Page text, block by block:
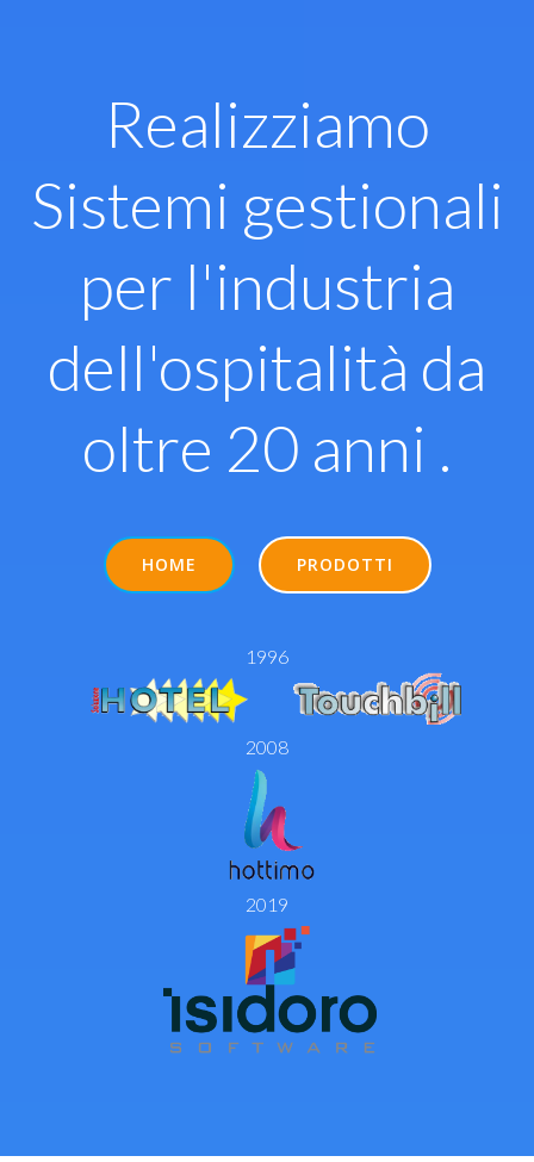
Realizziamo
Sistemi gestionali
per l'industria
dell'ospitalità da
oltre 20 anni .
HOME PRODOTTI
1996
2008
2019